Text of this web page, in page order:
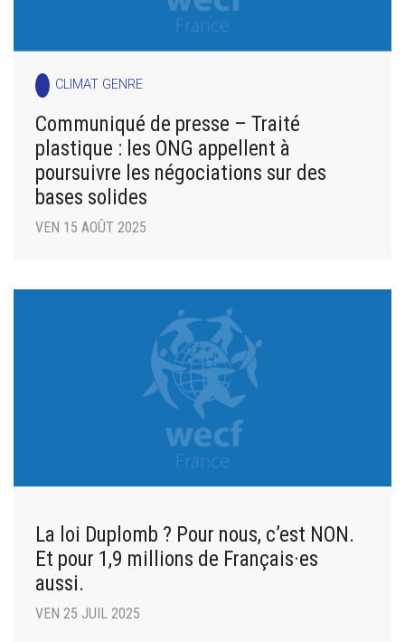
CLIMAT GENRE
Communiqué de presse – Traité
plastique : les ONG appellent à
poursuivre les négociations sur des
bases solides
VEN 15 AOÛT 2025
La loi Duplomb ? Pour nous, c’est NON.
Et pour 1,9 millions de Français·es
aussi.
VEN 25 JUIL 2025